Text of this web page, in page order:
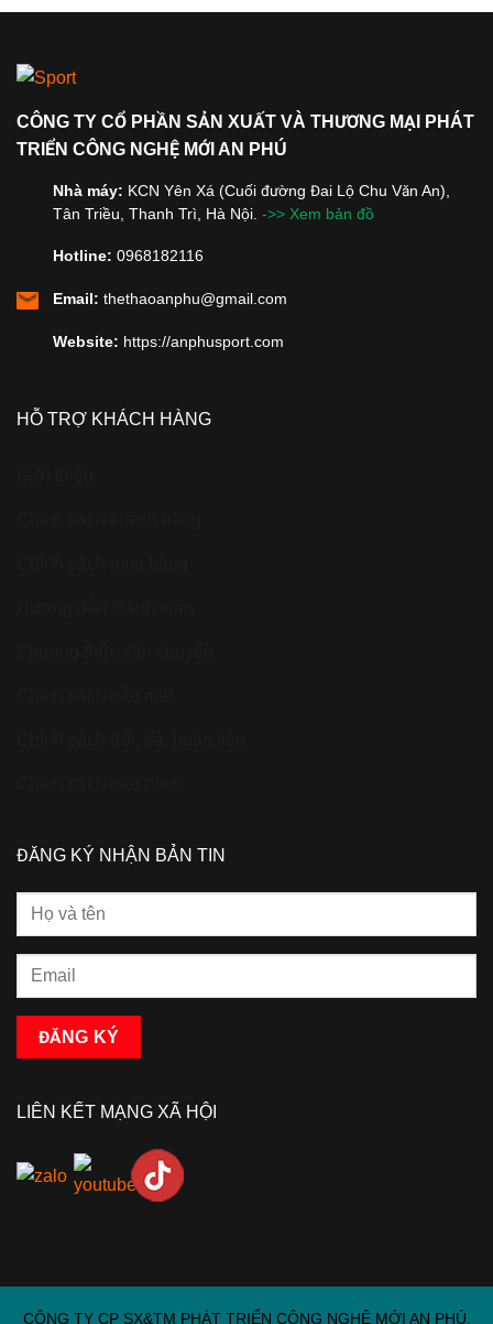
CÔNG TY CỔ PHẦN SẢN XUẤT VÀ THƯƠNG MẠI PHÁT
TRIỂN CÔNG NGHỆ MỚI AN PHÚ
Nhà máy: KCN Yên Xá (Cuối đường Đai Lộ Chu Văn An),
Tân Triều, Thanh Trì, Hà Nội. ->> Xem bản đồ
Hotline: 0968182116
Email: thethaoanphu@gmail.com
Website: https://anphusport.com
HỖ TRỢ KHÁCH HÀNG
ĐĂNG KÝ NHẬN BẢN TIN
LIÊN KẾT MẠNG XÃ HỘI
CÔNG TY CP SX&TM PHÁT TRIỂN CÔNG NGHỆ MỚI AN PHÚ.